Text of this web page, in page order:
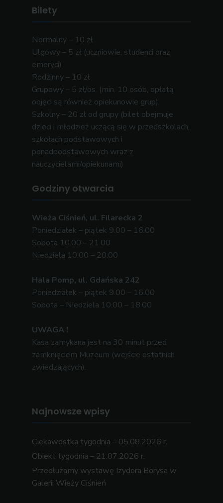
Bilety
Normalny – 10 zł
Ulgowy – 5 zł (uczniowie, studenci oraz
emeryci)
Rodzinny – 10 zł
Grupowy – 5 zł/os. (min. 10 osób, opłatą
objęci są również opiekunowie grup)
Szkolny – 20 zł od grupy (bilet obejmuje
dzieci i młodzież uczącą się w przedszkolach,
szkołach podstawowych i
ponadpodstawowych wraz z
nauczycielami/opiekunami)
Godziny otwarcia
Wieża Ciśnień, ul. Filarecka 2
Poniedziałek – piątek 9.00 – 16.00
Sobota 10.00 – 21.00
Niedziela 10.00 – 20.00
Hala Pomp, ul. Gdańska 242
Poniedziałek – piątek 9.00 – 16.00
Sobota – Niedziela 10.00 – 18.00
UWAGA !
Kasa zamykana jest na 30 minut przed
zamknięciem Muzeum (wejście ostatnich
zwiedzających).
Najnowsze wpisy
Ciekawostka tygodnia – 05.08.2026 r.
Obiekt tygodnia – 21.07.2026 r.
Przedłużamy wystawę Izydora Borysa w
Galerii Wieży Ciśnień